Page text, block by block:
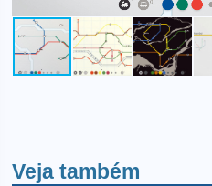
Veja também